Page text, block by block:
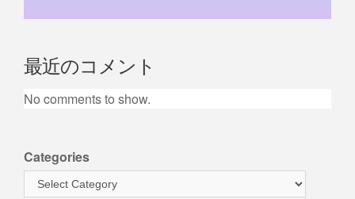
最近のコメント
No comments to show.
Categories